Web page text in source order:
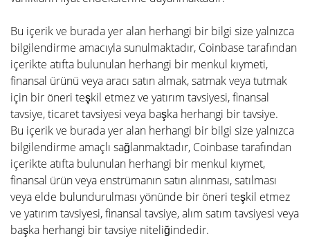
Bu içerik ve burada yer alan herhangi bir bilgi size yalnızca
bilgilendirme amacıyla sunulmaktadır, Coinbase tarafından
içerikte atıfta bulunulan herhangi bir menkul kıymeti,
finansal ürünü veya aracı satın almak, satmak veya tutmak
için bir öneri teşkil etmez ve yatırım tavsiyesi, finansal
tavsiye, ticaret tavsiyesi veya başka herhangi bir tavsiye.
Bu içerik ve burada yer alan herhangi bir bilgi size yalnızca
bilgilendirme amaçlı sağlanmaktadır, Coinbase tarafından
içerikte atıfta bulunulan herhangi bir menkul kıymet,
finansal ürün veya enstrümanın satın alınması, satılması
veya elde bulundurulması yönünde bir öneri teşkil etmez
ve yatırım tavsiyesi, finansal tavsiye, alım satım tavsiyesi veya
başka herhangi bir tavsiye niteliğindedir.